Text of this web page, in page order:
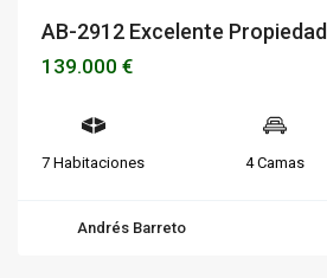
Destacado
AB-2912 Excelente
139.000 €
7 Habitaciones 4 Camas
Andrés Barreto